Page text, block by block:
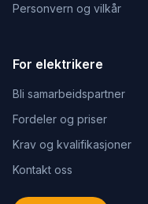
Personvern og vilkår
For elektrikere
Bli samarbeidspartner
Fordeler og priser
Krav og kvalifikasjoner
Kontakt oss